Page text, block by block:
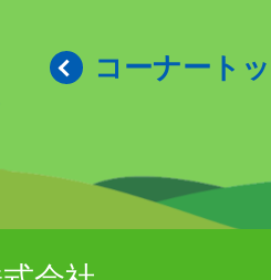
コーナート